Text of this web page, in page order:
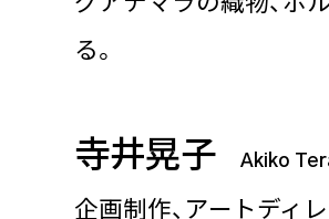
る。
寺井晃子 Akiko
企画制作、アートディ